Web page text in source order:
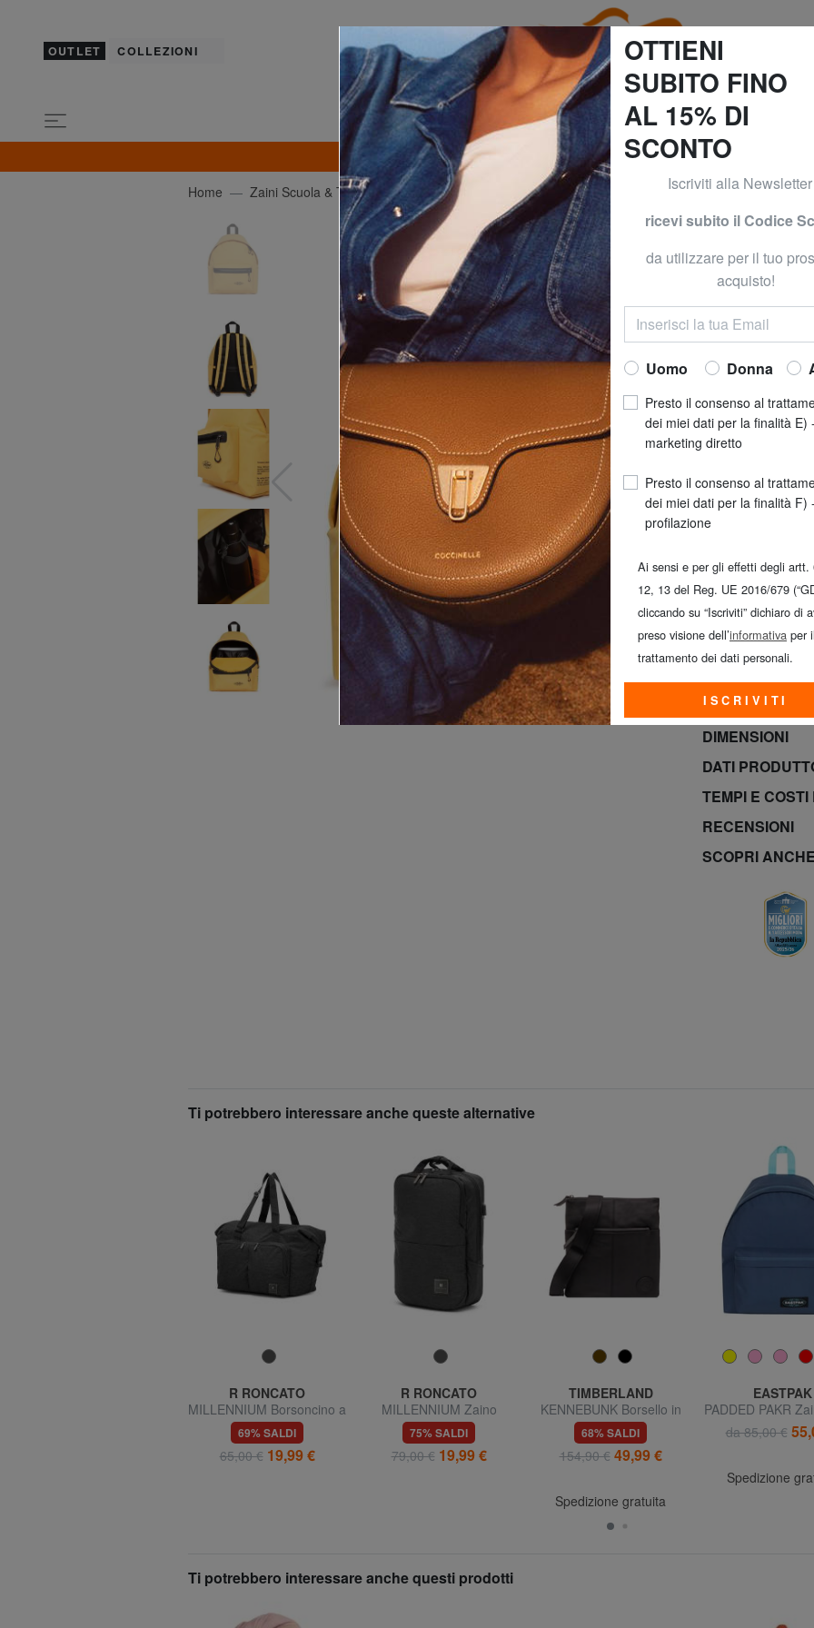
OUTLET COLLEZIONI
SOLO OGGI E DOMANI! CONSEGNA GRATUITA*! (*Per ordini
Home Zaini Scuola & Tempo Libero EASTPAK
EASTPAK
PADDED
85,00 €
COLORE: storm
SOLO OGGI E
GRATUITA*!
DIMENSIONI
DATI
TEMPI E
RECENSIONI
SCOPRI
Ti potrebbero interessare anche queste alternative
R RONCATO
MILLENNIUM Borsoncino a
spalla
69% SALDI
65,00 € 19,99 €
R RONCATO
MILLENNIUM Zaino
underseater ok Ryanair
75% SALDI
79,00 € 19,99 €
TIMBERLAND
KENNEBUNK Borsello in
pelle con tasca
68% SALDI
154,90 € 49,99 €
Spedizione gratuita
EASTPAK
PADDED PAKR
tablet
da 85,00 €
Spedizione
Ti potrebbero interessare anche questi prodotti
OTTIENI
SUBITO FINO
AL 15% DI
SCONTO
Iscriviti alla
ricevi subito il Codice
da utilizzare per il tuo
acquisto!
Uomo Donna
Presto il consenso al
dei miei dati per la finalità E)
marketing diretto
Presto il consenso al
dei miei dati per la finalità F)
profilazione
Ai sensi e per gli effetti degli artt.
12, 13 del Reg. UE 2016/679
cliccando su “Iscriviti” dichiaro di
preso visione dell’informativa per
trattamento dei dati personali.
ISCRIVITI